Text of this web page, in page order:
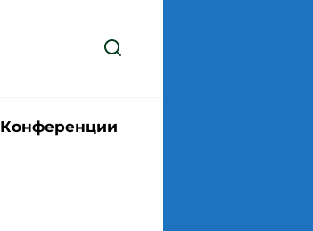
Конференции